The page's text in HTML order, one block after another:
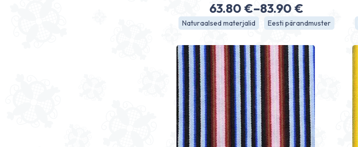
63.80€–83.90€
Hinnavahemik:
63.80 €
kuni
83.90 €
Naturaalsed materjalid Eesti pärandmuster